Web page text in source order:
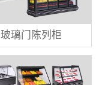
玻璃门陈列柜